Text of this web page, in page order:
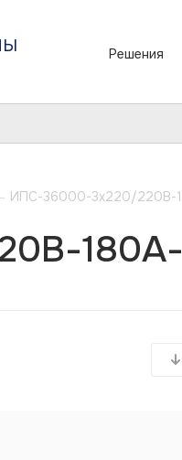
Решения
- ИПС-36000-3х220/220В-
180А-